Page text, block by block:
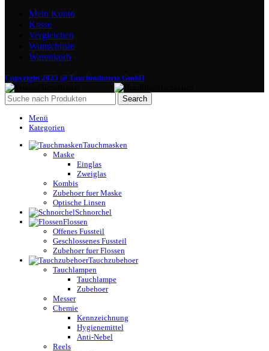
Mein Konto
Kasse
Vergleichen
Wunschliste
Warenkorb
Copyright 2025 @ Tauchindustrie GmbH
Search
Menü
Kategorien
Tauchmasken
Maske
Einglas
Zweiglas
Kombis
Zubehoer fuer Maske
Optische Linsen
Schnorchel
Flossen
Offenes Fussteil
Geschlossenes Fussteil
Zubehoer fuer Flossen
Tauchzubehoer
Tauchlampen
Tauchlampe
Zubehoer
Messer
Chemie
Kennzeichnung
Hygienemittel
Anti-Nebel
Reels